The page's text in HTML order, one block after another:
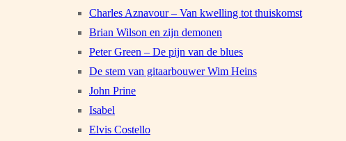
Charles Aznavour – Van kwelling tot thuiskomst
Brian Wilson en zijn demonen
Peter Green – De pijn van de blues
De stem van gitaarbouwer Wim Heins
John Prine
Isabel
Elvis Costello